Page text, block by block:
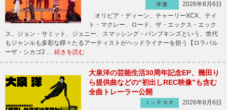
洋楽
2026年8月6日
オリビア・ディーン、チャーリーXCX、テイ
ト・マクレー、ロード、ザ・エックス・エック
ス、ジョン・サミット、ジェニー、スマッシング・パンプキンズという、世代
もジャンルも多彩な錚々たるアーティストがヘッドライナーを担う【ロラパル
ーザ・シカゴ2 … 続きを読む
大泉洋の芸能生活30周年記念EP、幾田り
ら提供曲などの“初出しREC映像”も含む
全曲トレーラー公開
Ｊ－ＰＯＰ
2026年8月6日